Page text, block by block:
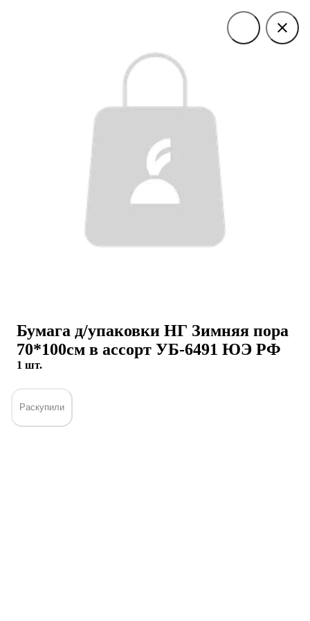
Бумага д/упаковки НГ Зимняя пора
70*100см в ассорт УБ-6491 ЮЭ РФ
1 шт.
Раскупили